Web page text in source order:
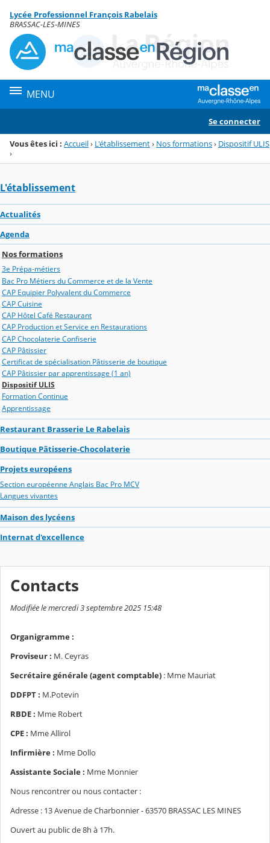
Menu de la rubrique
Contenu
Lycée Professionnel François Rabelais
BRASSAC-LES-MINES
MENU
Se connecter
Vous êtes ici : Accueil› L'établissement› Nos formations› Dispositif ULIS
›
L'établissement
Actualités
Agenda
Nos formations
3e Prépa-métiers
Bac Pro Métiers du Commerce et de la Vente
CAP Equipier Polyvalent du Commerce
CAP Cuisine
CAP Hôtel Café Restaurant
CAP Production et Service en Restaurations
CAP Chocolaterie Confiserie
CAP Pâtissier
Certificat de spécialisation Pâtisserie de boutique
CAP Pâtissier par apprentissage (1 an)
Dispositif ULIS
Formation Continue
Apprentissage
Restaurant Brasserie Le Rabelais
Boutique Pâtisserie-Chocolaterie
Projets européens
Section européenne Anglais Bac Pro MCV
Langues vivantes
Maison des lycéens
Internat d'excellence
Contacts
Modifiée le mercredi 3 septembre 2025 15:48
Organigramme :
Proviseur : M. Ceyras
Secrétaire générale (agent comptable) : Mme Mauriat
DDFPT : M.Potevin
RBDE : Mme Robert
CPE : Mme Allirol
Infirmière : Mme Dollo
Assistante Sociale : Mme Monnier
Nous rencontrer ou nous contacter :
Adresse : 13 Avenue de Charbonnier - 63570 BRASSAC LES MINES
Ouvert au public de 8h à 17h.